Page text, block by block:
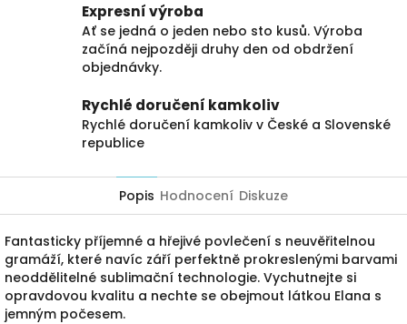
Expresní výroba
Ať se jedná o jeden nebo sto kusů. Výroba
začíná nejpozději druhy den od obdržení
objednávky.
Rychlé doručení kamkoliv
Rychlé doručení kamkoliv v České a Slovenské
republice
Popis Hodnocení Diskuze
Fantasticky příjemné a hřejivé povlečení s neuvěřitelnou
gramáží, které navíc září perfektně prokreslenými barvami
neoddělitelné sublimační technologie. Vychutnejte si
opravdovou kvalitu a nechte se obejmout látkou Elana s
jemným počesem.